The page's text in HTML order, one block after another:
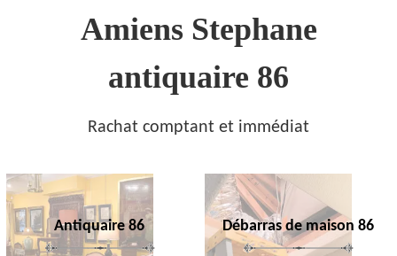
Amiens Stephane
antiquaire 86
Rachat comptant et immédiat
Antiquaire 86 Débarras de maison 86